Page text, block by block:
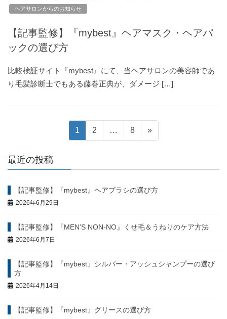
ヘアサロンからのお知らせ
【記事監修】『mybest』ヘアマスク・ヘアパ
ックの選び方
比較検証サイト『mybest』にて、当ヘアサロンの美容師であ
り毛髪診断士でもある藤巻正典が、ダメージ […]
稿
ビ
ゲ
ー
シ
ョ
ン
固
定
ー
1
固
定
ー
2 …
固
定
ー
8 »
最近の投稿
【記事監修】『mybest』ヘアブラシの選び方
2026年6月29日
【記事監修】『MEN’S NON-NO』くせ毛＆うねりのケア方法
2026年6月7日
【記事監修】『mybest』シルバー・アッシュシャンプーの選び
方
2026年4月14日
【記事監修】『mybest』グリースの選び方